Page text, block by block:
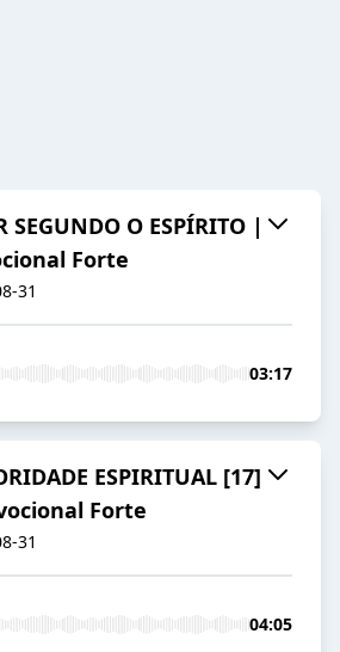
SEGUNDO O ESPÍRITO |
Forte
31
03:17
ESPIRITUAL [17]
Forte
31
04:05